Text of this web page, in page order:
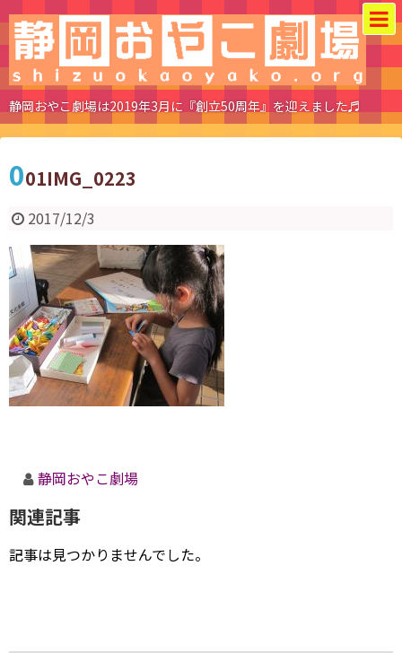
静岡おやこ劇場は2019年3月に『創立50周年』を迎えました♬
001IMG_0223
2017/12/3
静岡おやこ劇場
関連記事
記事は見つかりませんでした。